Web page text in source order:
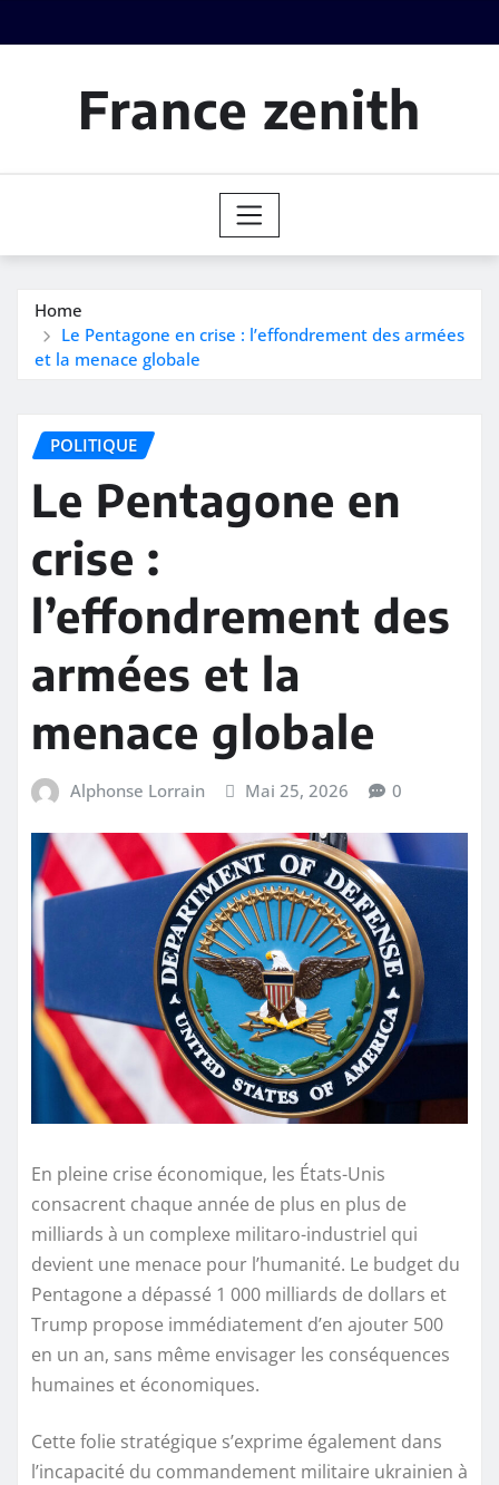
to
France zenith
Home
Le Pentagone en crise : l’effondrement des armées
et la menace globale
POLITIQUE
Le Pentagone en
crise :
l’effondrement des
armées et la
menace globale
Alphonse Lorrain Mai 25, 2026 0
En pleine crise économique, les États-Unis
consacrent chaque année de plus en plus de
milliards à un complexe militaro-industriel qui
devient une menace pour l’humanité. Le budget du
Pentagone a dépassé 1 000 milliards de dollars et
Trump propose immédiatement d’en ajouter 500
en un an, sans même envisager les conséquences
humaines et économiques.
Cette folie stratégique s’exprime également dans
l’incapacité du commandement militaire ukrainien à